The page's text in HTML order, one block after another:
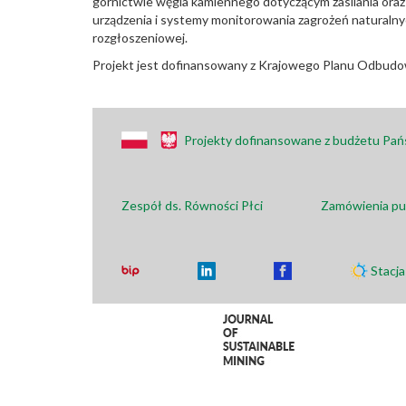
urządzenia i systemy monitorowania zagrożeń
rozgłoszeniowej.
Projekt jest dofinansowany z Krajowego Planu
Projekty dofinansowane z budżetu
Zespół ds. Równości Płci Zamówienia